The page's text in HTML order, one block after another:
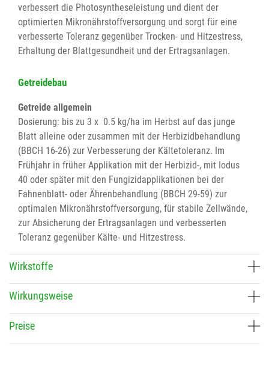
verbessert die Photosyntheseleistung und dient der
optimierten Mikronährstoffversorgung und sorgt für eine
verbesserte Toleranz gegenüber Trocken- und Hitzestress,
Erhaltung der Blattgesundheit und der Ertragsanlagen.
Getreidebau
Getreide allgemein
Dosierung: bis zu 3 x 0.5 kg/ha im Herbst auf das junge
Blatt alleine oder zusammen mit der Herbizidbehandlung
(BBCH 16-26) zur Verbesserung der Kältetoleranz. Im
Frühjahr in früher Applikation mit der Herbizid-, mit Iodus
40 oder später mit den Fungizidapplikationen bei der
Fahnenblatt- oder Ährenbehandlung (BBCH 29-59) zur
optimalen Mikronährstoffversorgung, für stabile Zellwände,
zur Absicherung der Ertragsanlagen und verbesserten
Toleranz gegenüber Kälte- und Hitzestress.
Wirkstoffe
Wirkungsweise
Preise